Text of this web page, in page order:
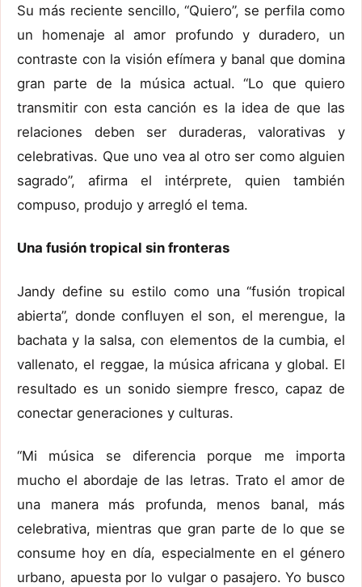
Su más reciente sencillo, “Quiero”, se perfila como
un homenaje al amor profundo y duradero, un
contraste con la visión efímera y banal que domina
gran parte de la música actual. “Lo que quiero
transmitir con esta canción es la idea de que las
relaciones deben ser duraderas, valorativas y
celebrativas. Que uno vea al otro ser como alguien
sagrado”, afirma el intérprete, quien también
compuso, produjo y arregló el tema.
Una fusión tropical sin fronteras
Jandy define su estilo como una “fusión tropical
abierta”, donde confluyen el son, el merengue, la
bachata y la salsa, con elementos de la cumbia, el
vallenato, el reggae, la música africana y global. El
resultado es un sonido siempre fresco, capaz de
conectar generaciones y culturas.
“Mi música se diferencia porque me importa
mucho el abordaje de las letras. Trato el amor de
una manera más profunda, menos banal, más
celebrativa, mientras que gran parte de lo que se
consume hoy en día, especialmente en el género
urbano, apuesta por lo vulgar o pasajero. Yo busco